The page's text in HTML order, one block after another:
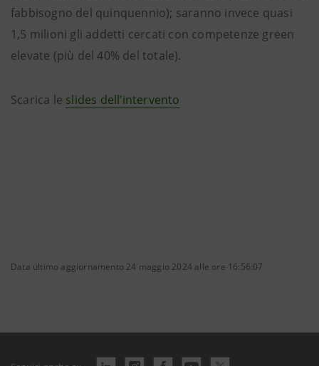
fabbisogno del quinquennio); saranno invece quasi
1,5 milioni gli addetti cercati con competenze green
elevate (più del 40% del totale).
Scarica le slides dell’intervento
Data ultimo aggiornamento 24 maggio 2024 alle ore 16:56:07